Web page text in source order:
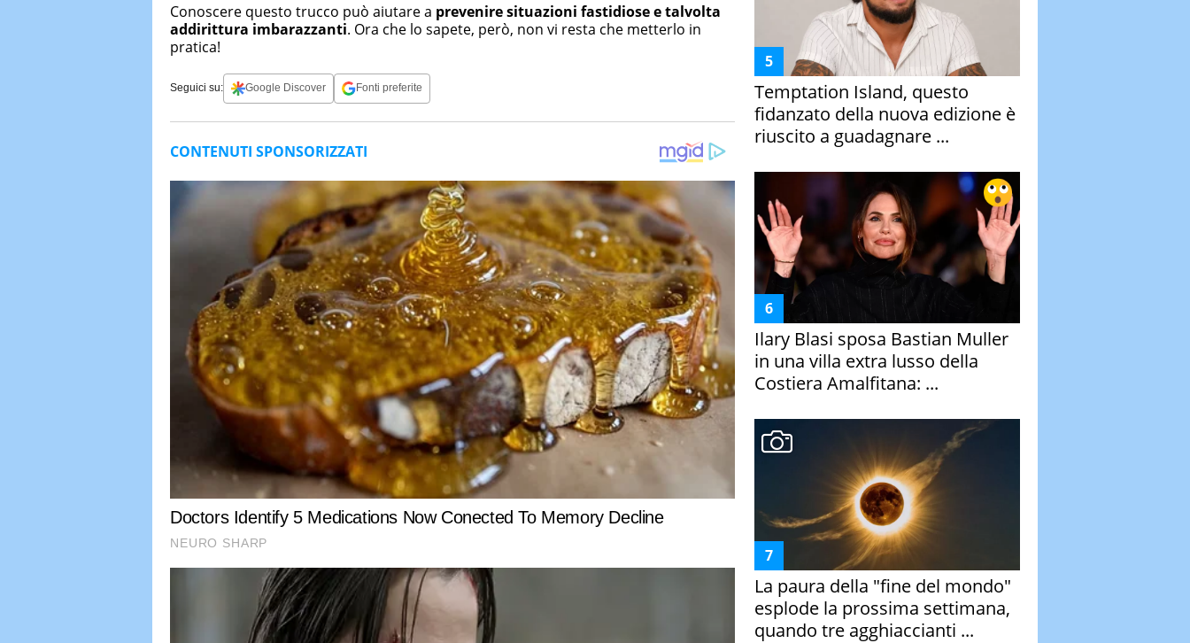
Conoscere questo trucco può aiutare a prevenire situazioni fastidiose e talvolta
addirittura imbarazzanti. Ora che lo sapete, però, non vi resta che metterlo in
pratica!
Seguici su: Google Discover Fonti preferite
Temptation Island, questo
fidanzato della nuova edizione è
riuscito a guadagnare ...
Ilary Blasi sposa Bastian Muller
in una villa extra lusso della
Costiera Amalfitana: ...
La paura della "fine del mondo"
esplode la prossima settimana,
quando tre agghiaccianti ...